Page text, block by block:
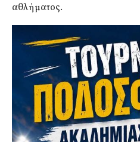
αθλήματος.